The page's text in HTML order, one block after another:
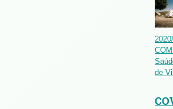
2020/
de